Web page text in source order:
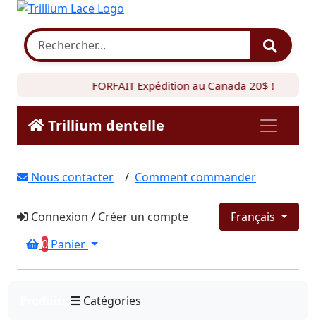
FORFAIT Expédition au Canada 20$ !
Trillium dentelle
Nous contacter / Comment commander
Connexion / Créer un compte
Français
0 Panier
Catégories